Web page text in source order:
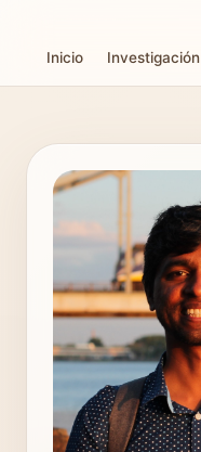
Inicio Investigación